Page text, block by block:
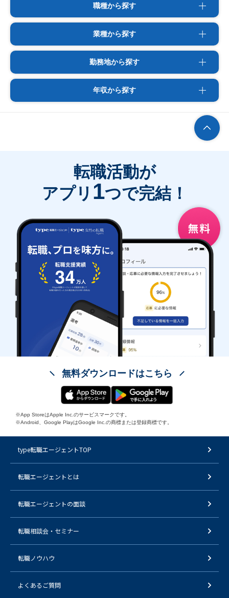
職種から探す
業種から探す
勤務地から探す
年収から探す
転職活動が
アプリ 1つで完結！
無料ダウンロードはこちら
※App StoreはApple Inc.のサービスマークです。
※Android、Google PlayはGoogle Inc.の商標または登録商標です。
type転職エージェントTOP
転職エージェントとは
転職エージェントの面談
転職相談会・セミナー
転職ノウハウ
よくあるご質問